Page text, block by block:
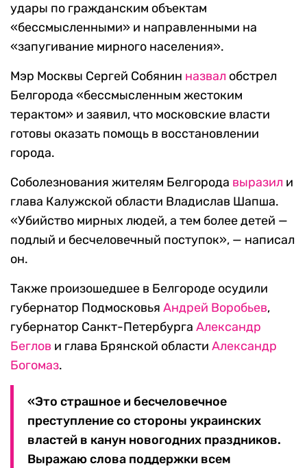
удары по гражданским объектам
«бессмысленными» и направленными на
«запугивание мирного населения».
Мэр Москвы Сергей Собянин назвал обстрел
Белгорода «бессмысленным жестоким
терактом» и заявил, что московские власти
готовы оказать помощь в восстановлении
города.
Соболезнования жителям Белгорода выразил и
глава Калужской области Владислав Шапша.
«Убийство мирных людей, а тем более детей —
подлый и бесчеловечный поступок», — написал
он.
Также произошедшее в Белгороде осудили
губернатор Подмосковья Андрей Воробьев,
губернатор Санкт-Петербурга Александр
Беглов и глава Брянской области Александр
Богомаз.
«Это страшное и бесчеловечное
преступление со стороны украинских
властей в канун новогодних праздников.
Выражаю слова поддержки всем